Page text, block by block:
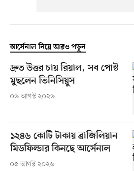
আর্সেনাল নিয়ে আরও পড়ুন
দ্রুত উত্তর চায় রিয়াল, সব পোস্ট
মুছলেন ভিনিসিয়ুস
০৬ আগস্ট ২০২৬
১২৪৬ কোটি টাকায় ব্রাজিলিয়ান
মিডফিল্ডার কিনছে আর্সেনাল
০৫ আগস্ট ২০২৬